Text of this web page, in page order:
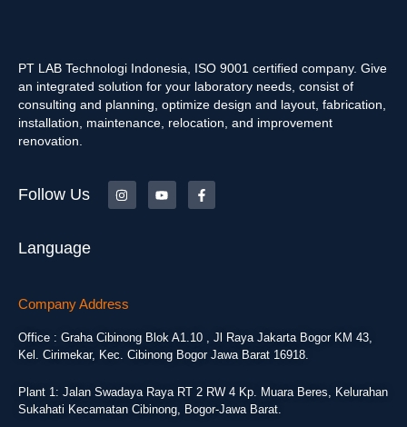
PT LAB Technologi Indonesia, ISO 9001 certified company. Give
an integrated solution for your laboratory needs, consist of
consulting and planning, optimize design and layout, fabrication,
installation, maintenance, relocation, and improvement
renovation.
Follow Us
Language
Company Address
Office : Graha Cibinong Blok A1.10 , Jl Raya Jakarta Bogor KM 43,
Kel. Cirimekar, Kec. Cibinong Bogor Jawa Barat 16918.
Plant 1: Jalan Swadaya Raya RT 2 RW 4 Kp. Muara Beres, Kelurahan
Sukahati Kecamatan Cibinong, Bogor-Jawa Barat.